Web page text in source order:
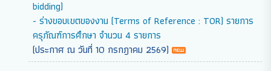
bidding)
- ร่างขอบเขตของงาน (Terms of Reference : TOR) รายการ
ครุภัณฑ์การศึกษา จำนวน 4 รายการ
(ประกาศ ณ วันที่ 10 กรกฎาคม 2569)